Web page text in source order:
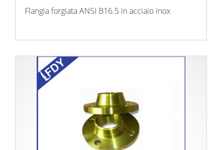
Flangia forgiata ANSI B16.5 in acciaio inox